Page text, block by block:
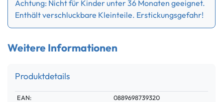
Achtung: Nicht für Kinder unter 36 Monaten geeignet.
Enthält verschluckbare Kleinteile. Erstickungsgefahr!
Weitere Informationen
Produktdetails
Technisches
Wert
EAN:
0889698739320